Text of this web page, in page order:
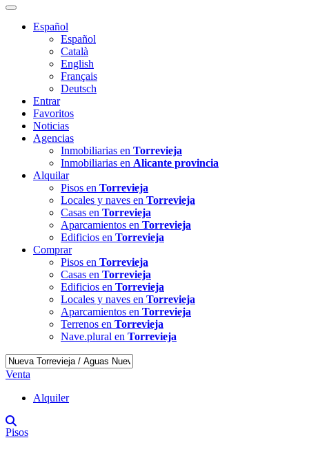
Español
Español
Català
English
Français
Deutsch
Entrar
Favoritos
Noticias
Agencias
Inmobiliarias en Torrevieja
Inmobiliarias en Alicante provincia
Alquilar
Pisos en Torrevieja
Locales y naves en Torrevieja
Casas en Torrevieja
Aparcamientos en Torrevieja
Edificios en Torrevieja
Comprar
Pisos en Torrevieja
Casas en Torrevieja
Edificios en Torrevieja
Locales y naves en Torrevieja
Aparcamientos en Torrevieja
Terrenos en Torrevieja
Nave.plural en Torrevieja
Venta
Alquiler
Pisos